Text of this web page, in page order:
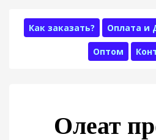
Как заказать? Оплата и
Оптом
Олеат